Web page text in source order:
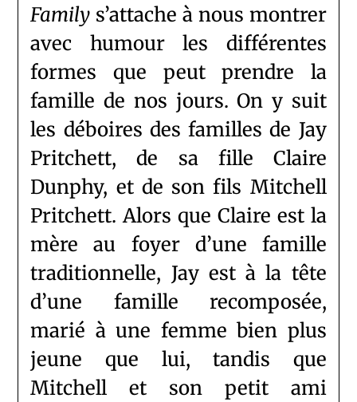
Family s’attache à nous montrer
avec humour les différentes
formes que peut prendre la
famille de nos jours. On y suit
les déboires des familles de Jay
Pritchett, de sa fille Claire
Dunphy, et de son fils Mitchell
Pritchett. Alors que Claire est la
mère au foyer d’une famille
traditionnelle, Jay est à la tête
d’une famille recomposée,
marié à une femme bien plus
jeune que lui, tandis que
Mitchell et son petit ami